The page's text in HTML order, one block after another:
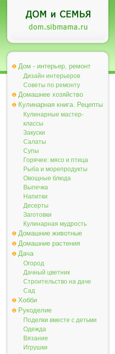
Дом - интерьер, ремонт
Дизайн интерьеров
Советы по ремонту
Домашнее хозяйство
Кулинарная книга. Рецепты
Кулинарные мастер-
классы
Закуски
Салаты
Супы
Горячее: мясо и птица
Рыба и морепродукты
Овощные блюда
Выпечка
Напитки
Десерты
Заготовки
Кулинарная мудрость
Домашние животные
Домашние растения
Дача
Огород
Дачный цветник
Строительство на даче
Сад
Хобби
Рукоделие
Поделки вместе с детьми
Одежда
Вязание
Игрушки